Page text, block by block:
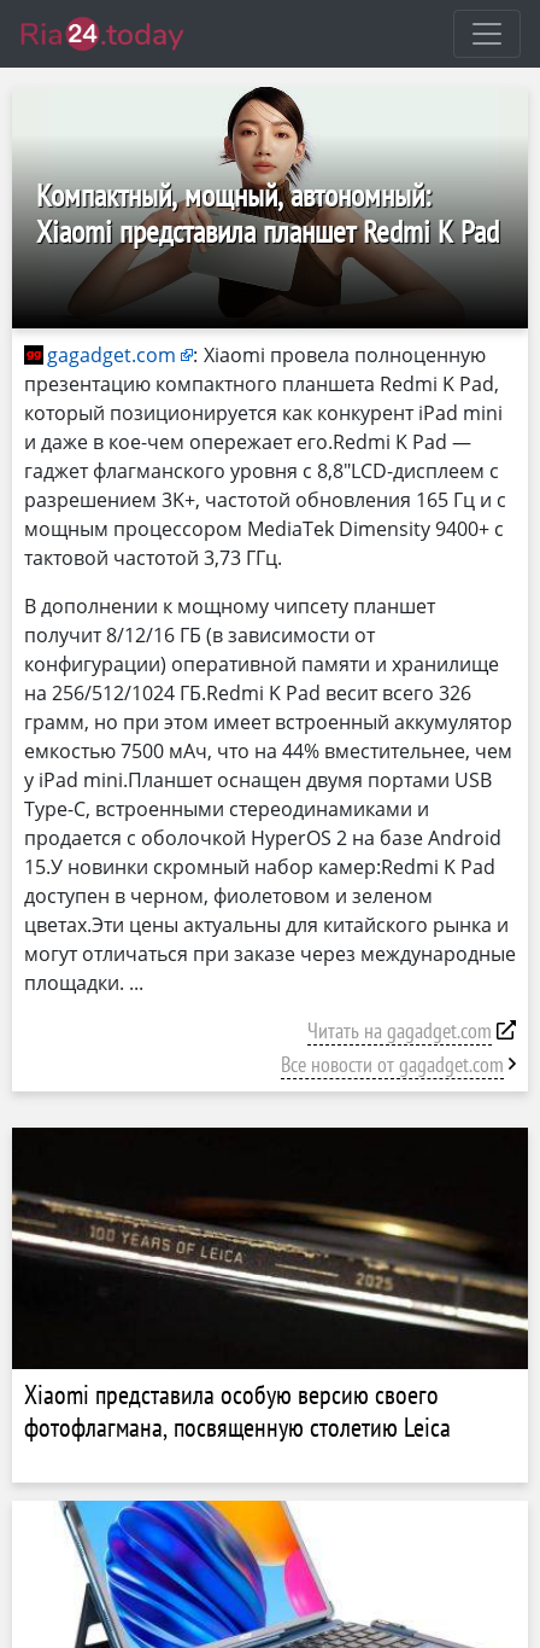
Компактный, мощный, автономный:
Xiaomi представила планшет Redmi K Pad
gagadget.com : Xiaomi провела полноценную
презентацию компактного планшета Redmi K Pad,
который позиционируется как конкурент iPad mini
и даже в кое-чем опережает его.Redmi K Pad —
гаджет флагманского уровня с 8,8″LCD-дисплеем с
разрешением 3K+, частотой обновления 165 Гц и с
мощным процессором MediaTek Dimensity 9400+ с
тактовой частотой 3,73 ГГц.
В дополнении к мощному чипсету планшет
получит 8/12/16 ГБ (в зависимости от
конфигурации) оперативной памяти и хранилище
на 256/512/1024 ГБ.Redmi K Pad весит всего 326
грамм, но при этом имеет встроенный аккумулятор
емкостью 7500 мАч, что на 44% вместительнее, чем
у iPad mini.Планшет оснащен двумя портами USB
Type-C, встроенными стереодинамиками и
продается с оболочкой HyperOS 2 на базе Android
15.У новинки скромный набор камер:Redmi K Pad
доступен в черном, фиолетовом и зеленом
цветах.Эти цены актуальны для китайского рынка и
могут отличаться при заказе через международные
площадки.
Читать на gagadget.com
Все новости от gagadget.com
Xiaomi представила особую версию своего
фотофлагмана, посвященную столетию Leica